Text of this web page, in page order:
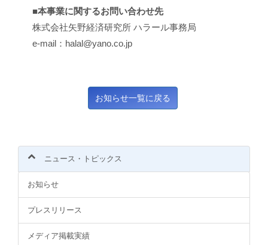
■本事業に関するお問い合わせ先
株式会社矢野経済研究所 ハラール事務局
e-mail：halal@yano.co.jp
ニュース・トピックス
お知らせ
プレスリリース
メディア掲載実績